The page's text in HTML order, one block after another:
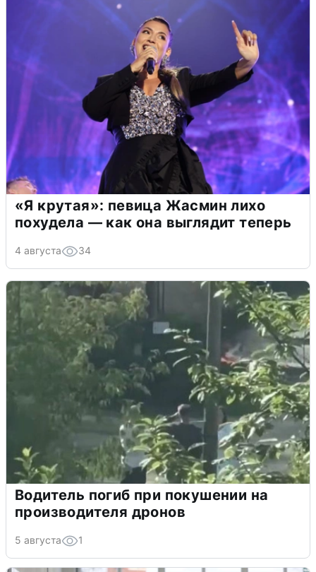
«Я крутая»: певица Жасмин лихо
похудела — как она выглядит теперь
4 августа 34
Водитель погиб при покушении на
производителя дронов
5 августа 1